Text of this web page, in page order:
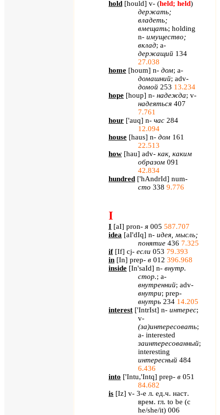
hold [hould] v- (held; held)
держать;
владеть;
вмещать; holding
n- имущество;
вклад; a-
держащий 134
27.038
home [houm] n- дом; a-
домашний; adv-
домой 253 13.234
hope [houp] n- надежда; v-
надеяться 407
7.761
hour ['auq] n- час 284
12.094
house [haus] n- дом 161
22.513
how [hau] adv- как, каким
образом 091
42.834
hundred ['hAndrId] num-
сто 338 9.776
I
I [aI] pron- я 005 587.707
idea [aI'dIq] n- идея, мысль;
понятие 436 7.325
if[If] cj- если 053 79.393
in [In] prep- в 012 396.968
inside [In'saId] n- внутр.
стор.; a-
внутренний; adv-
внутри; prep-
внутрь 234 14.205
interest ['IntrIst] n- интерес;
v-
(за)интересовать;
a- interested
заинтересованный;
interesting
интересный 484
6.436
into ['Intu,'Intq] prep- в 051
84.682
is [Iz] v- 3-е л. ед.ч. наст.
врем. гл. to be (с
he/she/it) 006